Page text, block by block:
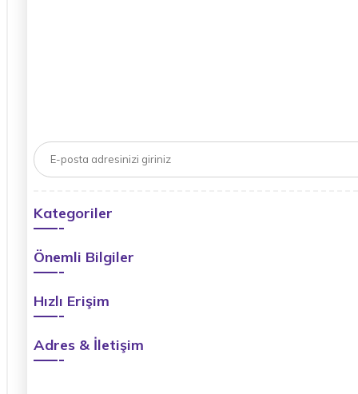
Kategoriler
Önemli Bilgiler
Hızlı Erişim
Adres & İletişim